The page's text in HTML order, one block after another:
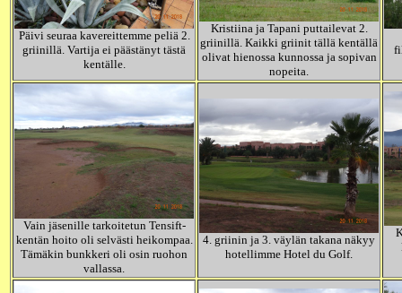
Päivi seuraa kavereittemme peliä 2.
griinillä. Vartija ei päästänyt tästä
kentälle.
Kristiina ja Tapani puttailevat 2.
griinillä. Kaikki griinit tällä kentällä
olivat hienossa kunnossa ja sopivan
nopeita.
Vain jäsenille tarkoitetun Tensift-
kentän hoito oli selvästi heikompaa.
Tämäkin bunkkeri oli osin ruohon
vallassa.
4. griinin ja 3. väylän takana näkyy
hotellimme Hotel du Golf.